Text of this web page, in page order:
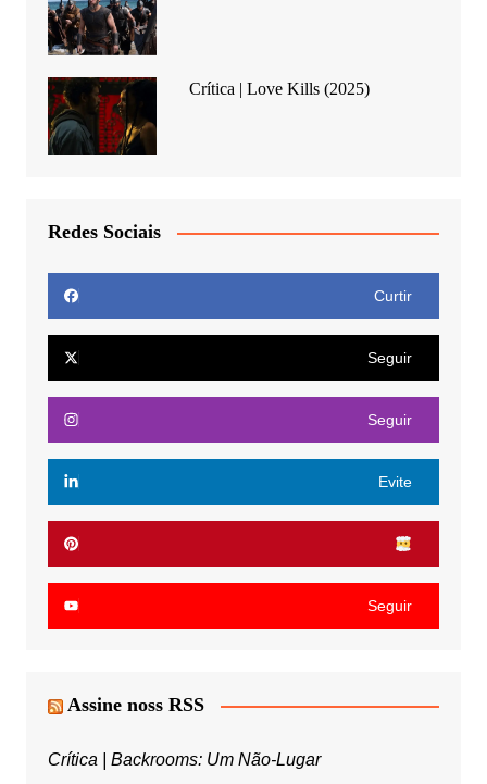
Crítica | Love Kills (2025)
Redes Sociais
Curtir
Seguir
Seguir
Evite
Seguir
Assine noss RSS
Crítica | Backrooms: Um Não-Lugar